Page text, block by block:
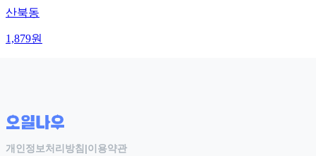
산북동
1,879원
개인정보처리방침|이용약관